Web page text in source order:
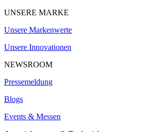
UNSERE MARKE
Unsere Markenwerte
Unsere Innovationen
NEWSROOM
Pressemeldung
Blogs
Events & Messen